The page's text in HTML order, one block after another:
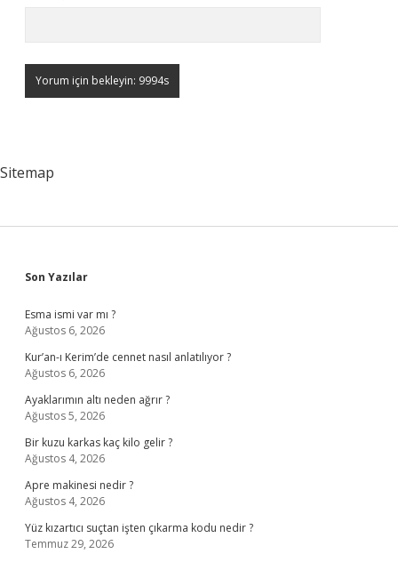
Sitemap
Sidebar
Son Yazılar
Esma ismi var mı ?
Ağustos 6, 2026
Kur’an-ı Kerim’de cennet nasıl anlatılıyor ?
Ağustos 6, 2026
Ayaklarımın altı neden ağrır ?
Ağustos 5, 2026
Bir kuzu karkas kaç kilo gelir ?
Ağustos 4, 2026
Apre makinesi nedir ?
Ağustos 4, 2026
Yüz kızartıcı suçtan işten çıkarma kodu nedir ?
Temmuz 29, 2026